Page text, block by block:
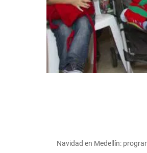
Navidad en Medellín: